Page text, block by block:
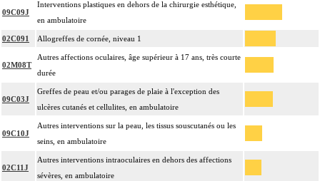
09C09J
Interventions plastiques en dehors de la chirurgie esthétique,
en ambulatoire
02C091 Allogreffes de cornée, niveau 1
02M08T
Autres affections oculaires, âge supérieur à 17 ans, très courte
durée
09C03J
Greffes de peau et/ou parages de plaie à l'exception des
ulcères cutanés et cellulites, en ambulatoire
09C10J
Autres interventions sur la peau, les tissus souscutanés ou les
seins, en ambulatoire
02C11J
Autres interventions intraoculaires en dehors des affections
sévères, en ambulatoire